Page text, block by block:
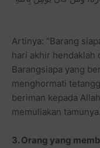
Artinya: "Barang
hari akhir hendaklah
Barangsiapa yang
menghormati
beriman kepada
memuliakan
3. Orang yang